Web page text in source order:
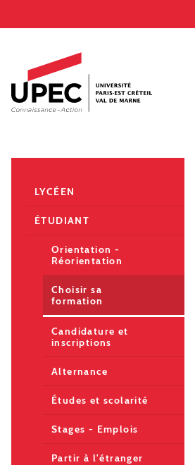
Accès directs
Recherche
Navigation secondaire
LYCÉEN
ÉTUDIANT
Orientation -
Réorientation
Choisir sa
formation
Candidature et
inscriptions
Alternance
Études et scolarité
Stages - Emplois
Partir à l'étranger